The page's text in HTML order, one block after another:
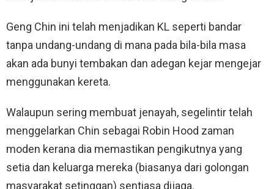
Geng Chin ini telah menjadikan KL seperti bandar
tanpa undang-undang di mana pada bila-bila masa
akan ada bunyi tembakan dan adegan kejar mengejar
menggunakan kereta.
Walaupun sering membuat jenayah, segelintir telah
menggelarkan Chin sebagai Robin Hood zaman
moden kerana dia memastikan pengikutnya yang
setia dan keluarga mereka (biasanya dari golongan
masyarakat setinggan) sentiasa dijaga.